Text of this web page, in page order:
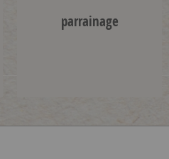
parrainage